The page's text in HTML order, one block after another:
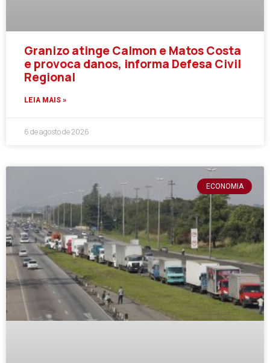
Granizo atinge Calmon e Matos Costa
e provoca danos, informa Defesa Civil
Regional
LEIA MAIS »
6 de agosto de 2026
ECONOMIA